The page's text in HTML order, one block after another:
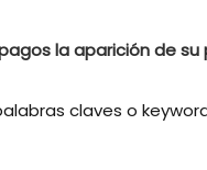
la aparición de su
claves o